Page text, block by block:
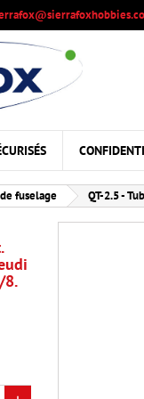
fuselage QT-2.5 -
8.